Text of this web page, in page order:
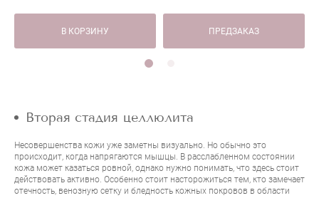
В КОРЗИНУ ПРЕДЗАКАЗ
Вторая стадия целлюлита
Несовершенства кожи уже заметны визуально. Но обычно это
происходит, когда напрягаются мышцы. В расслабленном состоянии
кожа может казаться ровной, однако нужно понимать, что здесь стоит
действовать активно. Особенно стоит насторожиться тем, кто замечает
отечность, венозную сетку и бледность кожных покровов в области